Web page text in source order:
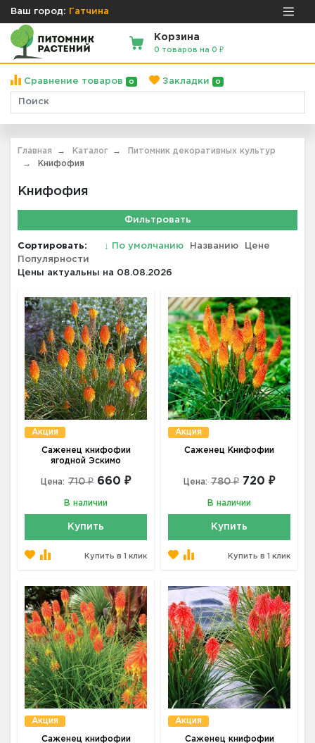
Ваш город: Гатчина
Корзина
0 товаров на 0 ₽
Сравнение товаров 0 Закладки 0
Главная Каталог
Питомник декоративных культур
Книфофия
Книфофия
Фильтровать
Сортировать: ↓ По умолчанию Названию
Цене
Популярности
Цены актуальны на 08.08.2026
Акция
Саженец книфофии
ягодной Эскимо
Цена: 710 ₽ 660 ₽
В наличии
Купить
Купить в 1 клик
Акция
Саженец Книфофии
Цена: 780 ₽ 720 ₽
В наличии
Купить
Купить в 1 клик
Акция
Саженец книфофии
Акция
Саженец книфофии